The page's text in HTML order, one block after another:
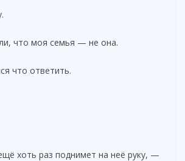
что моя семья — не она.
что ответить.
хоть раз поднимет на неё руку, —